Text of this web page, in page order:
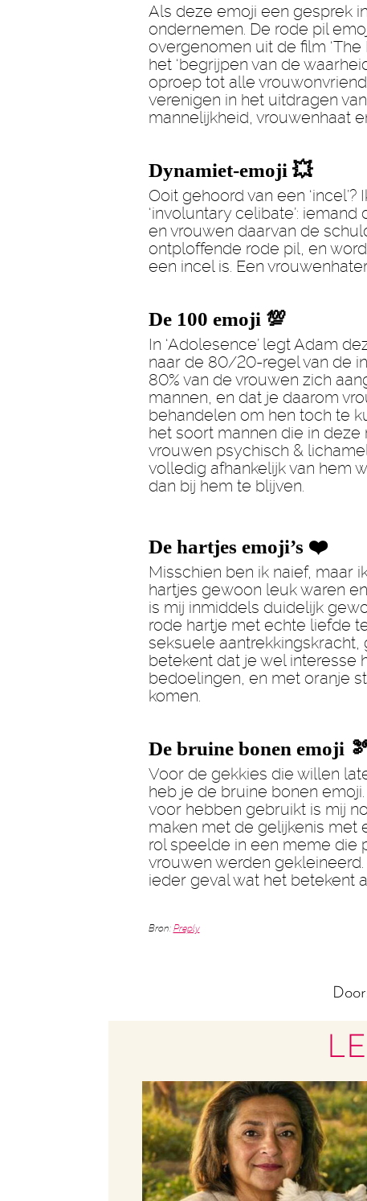
Als deze emoji een gesprek
ondernemen. De rode pil
overgenomen uit de film
het ‘begrijpen van de
oproep tot alle
verenigen in het uitdragen
mannelijkheid, vrouwenhaat
Dynamiet-emoji 💥
Ooit gehoord van een
‘involuntary celibate’:
en vrouwen daarvan de
ontploffende rode pil, en
een incel is. Een
De 100 emoji 💯
In ‘Adolesence’ legt Adam
naar de 80/20-regel van de
80% van de vrouwen zich
mannen, en dat je daarom
behandelen om hen toch te
het soort mannen die in deze
vrouwen psychisch &
volledig afhankelijk van hem
dan bij hem te blijven.
De hartjes emoji’s ❤️
Misschien ben ik naief, maar
hartjes gewoon leuk waren
is mij inmiddels duidelijk
rode hartje met echte liefde
seksuele
betekent dat je wel interesse
bedoelingen, en met oranje
komen.
De bruine bonen emoji
Voor de gekkies die willen
heb je de bruine bonen
voor hebben gebruikt is mij
maken met de gelijkenis met
rol speelde in een meme die
vrouwen werden
ieder geval wat het betekent
Bron: Preply